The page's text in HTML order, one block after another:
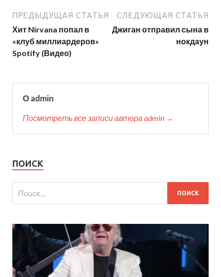
ПРЕДЫДУЩАЯ СТАТЬЯ
Хит Nirvana попал в
«клуб миллиардеров»
Spotify (Видео)
СЛЕДУЮЩАЯ СТАТЬЯ
Джиган отправил сына в
нокдаун
О admin
Посмотреть все записи автора admin →
ПОИСК